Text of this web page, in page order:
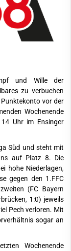
und Wille der
zu verbuchen
vor der
Wochenende
Uhr im Ensinger
Süd und steht mit
auf Platz 8. Die
hohe Niederlagen,
gegen den 1.FFC
(FC Bayern
1:0) jeweils
Pech verloren. Mit
sogar an
Wochenende